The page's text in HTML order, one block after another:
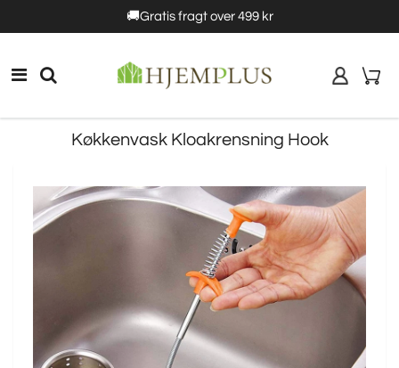
10% rabat
🚚Gratis fragt over 499 kr
Køkkenvask Kloakrensning Hook